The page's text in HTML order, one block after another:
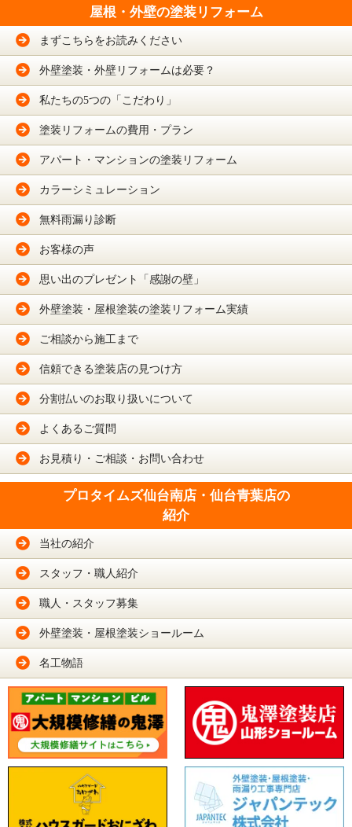
屋根・外壁の塗装リフォーム
まずこちらをお読みください
外壁塗装・外壁リフォームは必要？
私たちの5つの「こだわり」
塗装リフォームの費用・プラン
アパート・マンションの塗装リフォーム
カラーシミュレーション
無料雨漏り診断
お客様の声
思い出のプレゼント「感謝の壁」
外壁塗装・屋根塗装の塗装リフォーム実績
ご相談から施工まで
信頼できる塗装店の見つけ方
分割払いのお取り扱いについて
よくあるご質問
お見積り・ご相談・お問い合わせ
プロタイムズ仙台南店・仙台青葉店の
紹介
当社の紹介
スタッフ・職人紹介
職人・スタッフ募集
外壁塗装・屋根塗装ショールーム
名工物語